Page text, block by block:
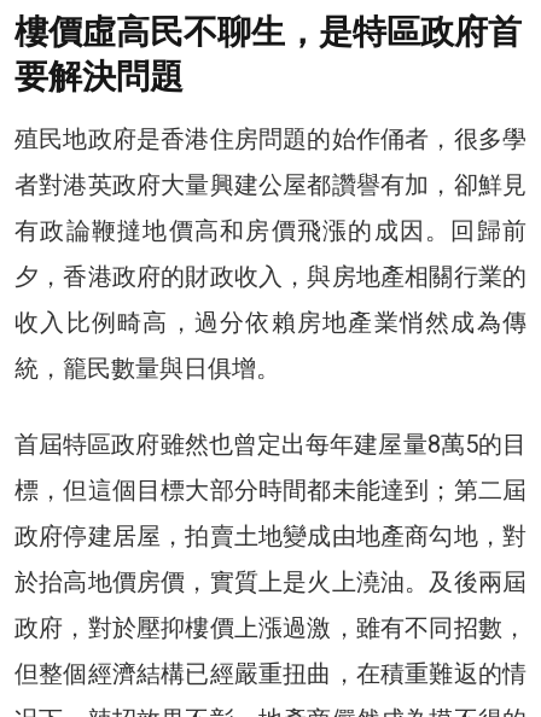
樓價虛高民不聊生，是特區政府首
要解決問題
殖民地政府是香港住房問題的始作俑者，很多學
者對港英政府大量興建公屋都讚譽有加，卻鮮見
有政論鞭撻地價高和房價飛漲的成因。回歸前
夕，香港政府的財政收入，與房地產相關行業的
收入比例畸高，過分依賴房地產業悄然成為傳
統，籠民數量與日俱增。
首屆特區政府雖然也曾定出每年建屋量8萬5的目
標，但這個目標大部分時間都未能達到；第二屆
政府停建居屋，拍賣土地變成由地產商勾地，對
於抬高地價房價，實質上是火上澆油。及後兩屆
政府，對於壓抑樓價上漲過激，雖有不同招數，
但整個經濟結構已經嚴重扭曲，在積重難返的情